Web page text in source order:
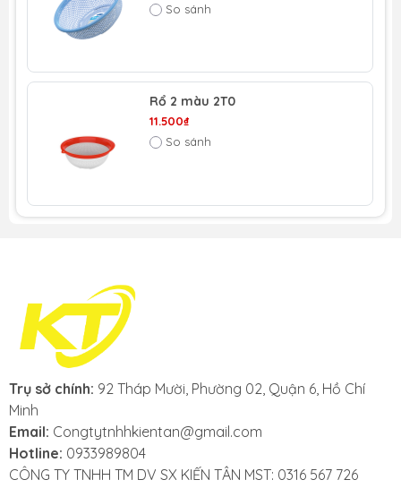
So sánh
Rổ 2 màu 2T0
11.500₫
So sánh
Trụ sở chính: 92 Tháp Mười, Phường 02, Quận 6, Hồ Chí
Minh
Email: Congtytnhhkientan@gmail.com
Hotline: 0933989804
CÔNG TY TNHH TM DV SX KIẾN TÂN MST: 0316 567 726